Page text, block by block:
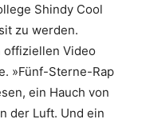
Shindy Cool
zu werden.
offiziellen Video
»Fünf-Sterne-Rap
ein Hauch von
der Luft. Und ein